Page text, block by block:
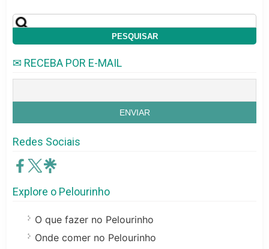
✉ RECEBA POR E-MAIL
Redes Sociais
Explore o Pelourinho
O que fazer no Pelourinho
Onde comer no Pelourinho